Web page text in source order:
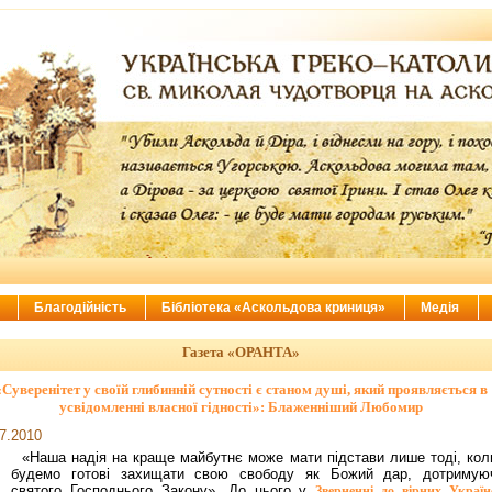
Газета «ОРАНТА»
у своїй глибинній сутності є станом душі, який проявляється в
усвідомленні власної гідності»: Блаженніший Любомир
«Наша надія на краще майбутнє може мати підстави лише тоді,
будемо готові захищати свою свободу як Божий дар,
Благодійність Бібліотека «Аскольдова криниця» Медія